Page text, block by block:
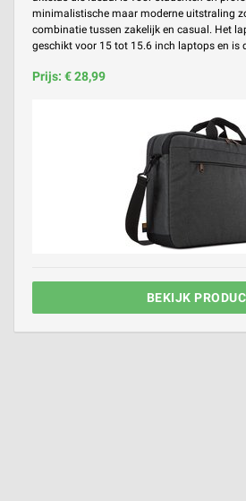
minimalistische maar moderne uitstraling
combinatie tussen zakelijk en casual. Het
geschikt voor 15 tot 15.6 inch laptops en is
Prijs: € 28,99
BEKIJK